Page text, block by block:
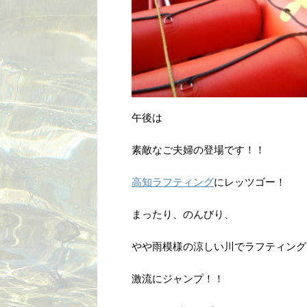
午後は
素敵なご夫婦の登場です！！
高知ラフティングにレッツゴー！
まったり、のんびり、
やや雨模様の涼しい川でラフティン
激流にジャンプ！！